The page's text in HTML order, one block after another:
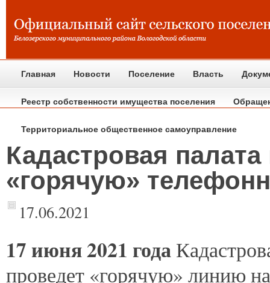
Главная Новости Поселение Власть
Реестр собственности имущества поселения
Территориальное общественное самоуправление
Кадастровая
«горячую»
17.06.2021
17 июня 2021 года
проведет «горячую» линию